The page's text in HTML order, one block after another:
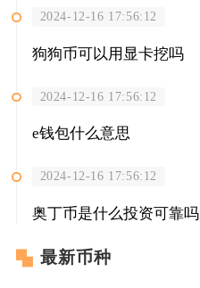
2024-12-16 17:56:12
狗狗币可以用显卡挖吗
2024-12-16 17:56:12
e钱包什么意思
2024-12-16 17:56:12
奥丁币是什么投资可靠吗
最新币种